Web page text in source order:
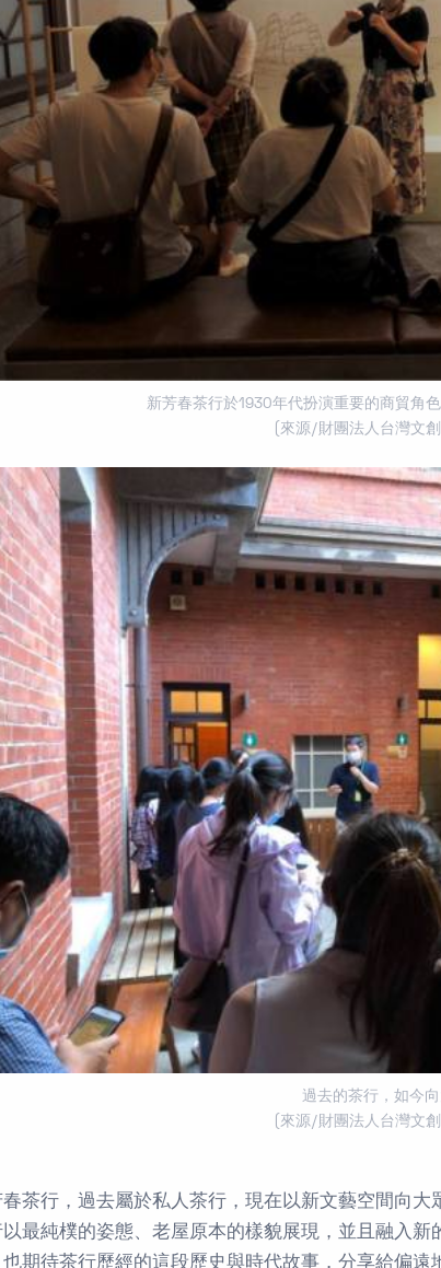
新芳春茶行於1930年代扮演重要的商貿角
(來源/財團法人台灣文創
過去的茶行，如今
(來源/財團法人台灣文創
茶行，過去屬於私人茶行，現在以新文藝空間向
最純樸的姿態、老屋原本的樣貌展現，並且融入新
期待茶行歷經的這段歷史與時代故事，分享給偏遠